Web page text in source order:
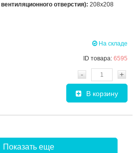
отверстия): 208х208
На складе
ID товара: 6595
- +
В корзину
Показать еще